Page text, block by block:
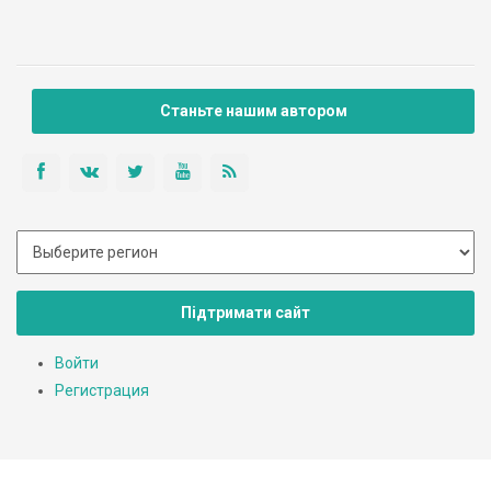
Принадлежит греко-католической церкви.
Станьте нашим автором
Підтримати сайт
Войти
Регистрация